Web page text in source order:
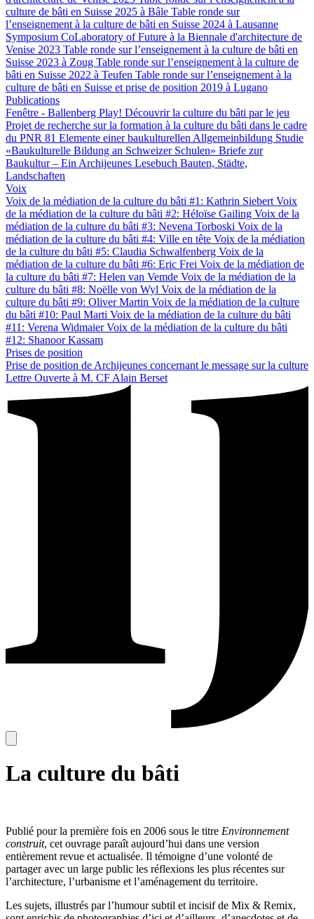
culture de bâti en Suisse 2025 à Bâle Table ronde sur
l’enseignement à la culture de bâti en Suisse 2024 à Lausanne
Symposium CoLaboratory of Future à la Biennale d'architecture de
Venise 2023 Table ronde sur l’enseignement à la culture de bâti en
Suisse 2023 à Zoug Table ronde sur l’enseignement à la culture de
bâti en Suisse 2022 à Teufen Table ronde sur l’enseignement à la
culture de bâti en Suisse et prise de position 2019 à Lugano
Publications
Fenêtre - Ballenberg Play! Découvrir la culture du bâti par le jeu
Projet de recherche sur la formation à la culture du bâti dans le cadre
du PNR 81 Elemente einer baukulturellen Allgemeinbildung Studie
«Baukulturelle Bildung an Schweizer Schulen» Briefe zur
Baukultur – Ein Archijeunes Lesebuch Bauten, Städte,
Landschaften
Voix
Voix de la médiation de la culture du bâti #1: Kathrin Siebert Voix
de la médiation de la culture du bâti #2: Héloïse Gailing Voix de la
médiation de la culture du bâti #3: Nevena Torboski Voix de la
médiation de la culture du bâti #4: Ville en tête Voix de la médiation
de la culture du bâti #5: Claudia Schwalfenberg Voix de la
médiation de la culture du bâti #6: Eric Frei Voix de la médiation de
la culture du bâti #7: Helen van Vemde Voix de la médiation de la
culture du bâti #8: Noëlle von Wyl Voix de la médiation de la
culture du bâti #9: Oliver Martin Voix de la médiation de la culture
du bâti #10: Paul Marti Voix de la médiation de la culture du bâti
#11: Verena WidmaierVoix de la médiation de la culture du bâti
#12: Shanoor Kassam
Prises de position
Prise de position de Archijeunes concernant le message sur la culture
Lettre Ouverte à M. CF Alain Berset
La culture du bâti
Publié pour la première fois en 2006 sous le titre Environnement
construit, cet ouvrage paraît aujourd’hui dans une version
entièrement revue et actualisée. Il témoigne d’une volonté de
partager avec un large public les réflexions les plus récentes sur
l’architecture, l’urbanisme et l’aménagement du territoire.
Les sujets, illustrés par l’humour subtil et incisif de Mix & Remix,